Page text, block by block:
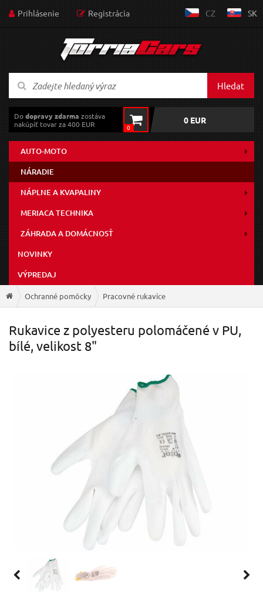
Prihlásenie Registrácia CZ SK
Hledat
Dodopravy zdarma zostáva
nakúpiť tovar za 400 EUR
0
0 EUR
AUTO-MOTO
NÁRADIE
NÁPLNE A KVAPALINY
MERIACA TECHNIKA
ZÁHRADA A DOMÁCNOSŤ
NOVINKY
VÝPREDAJ
Ochranné pomôcky Pracovné rukavice
Rukavice z polyesteru polomáčené v PU,
bílé, velikost 8"